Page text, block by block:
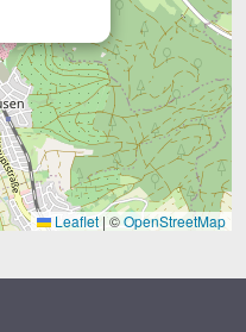
Leaflet |©OpenStreetMap